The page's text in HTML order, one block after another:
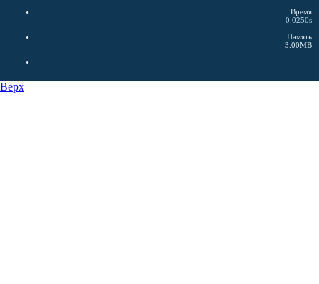
Время
0.0250s
Память
3.00MB
Верх